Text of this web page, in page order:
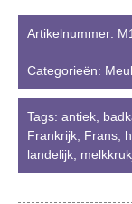
Artikelnummer:
Categorieën:
Tags: antiek
Frankrijk Frans
landelijk